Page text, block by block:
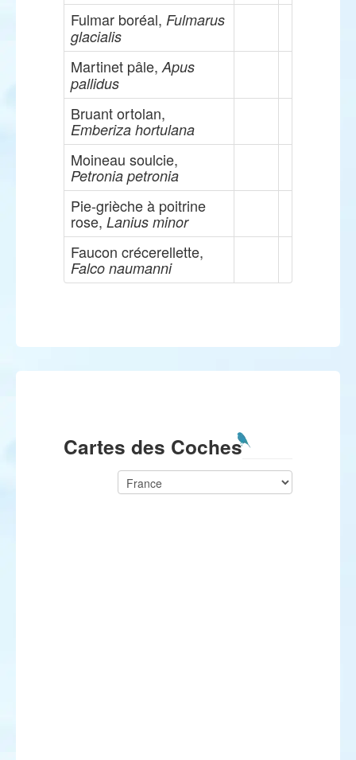
Fulmar boréal, Fulmarus
glacialis
Martinet pâle, Apus
pallidus
Bruant ortolan,
Emberiza hortulana
Moineau soulcie,
Petronia petronia
Pie-grièche à poitrine
rose, Lanius minor
Faucon crécerellette,
Falco naumanni
Cartes des Coches